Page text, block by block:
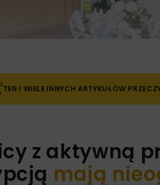
TEN I WIELE INNYCH ARTYKUŁÓW
z aktywną
mają